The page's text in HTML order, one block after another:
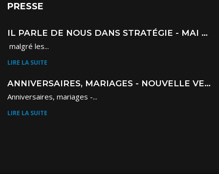
PRESSE
IL PARLE DE NOUS DANS STRATÉGIE - MAI 2023
malgré les...
LIRE LA SUITE
ANNIVERSAIRES, MARIAGES - NOUVELLE VERSION 1001 SALLES !
Anniversaires, mariages -...
LIRE LA SUITE